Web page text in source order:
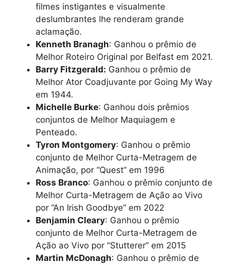
filmes instigantes e visualmente
deslumbrantes lhe renderam grande
aclamação.
Kenneth Branagh: Ganhou o prêmio de
Melhor Roteiro Original por Belfast em 2021.
Barry Fitzgerald: Ganhou o prêmio de
Melhor Ator Coadjuvante por Going My Way
em 1944.
Michelle Burke: Ganhou dois prêmios
conjuntos de Melhor Maquiagem e
Penteado.
Tyron Montgomery: Ganhou o prêmio
conjunto de Melhor Curta-Metragem de
Animação, por “Quest” em 1996
Ross Branco: Ganhou o prêmio conjunto de
Melhor Curta-Metragem de Ação ao Vivo
por “An Irish Goodbye” em 2022
Benjamin Cleary: Ganhou o prêmio
conjunto de Melhor Curta-Metragem de
Ação ao Vivo por “Stutterer” em 2015
Martin McDonagh: Ganhou o prêmio de